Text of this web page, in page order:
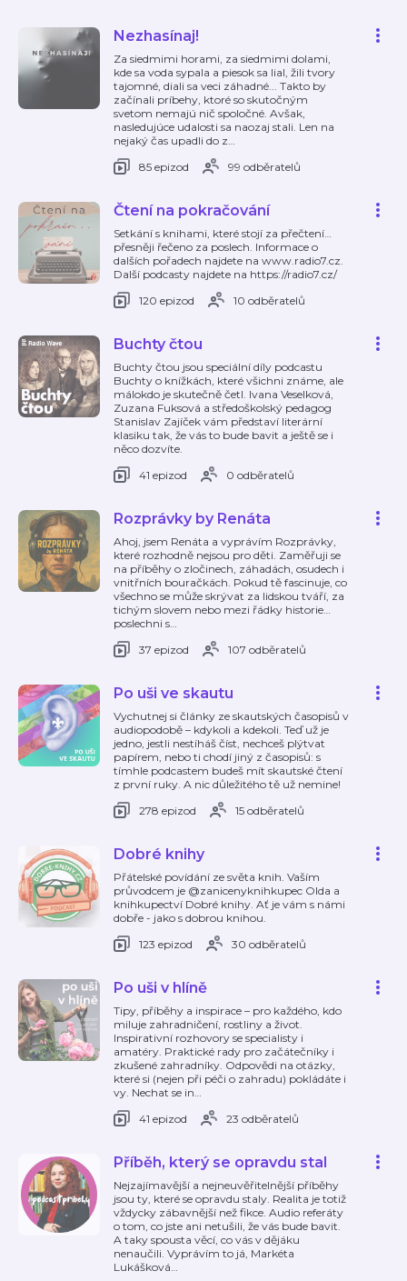
Nezhasínaj!
Za siedmimi horami, za siedmimi dolami,
kde sa voda sypala a piesok sa lial, žili tvory
tajomné, diali sa veci záhadné... Takto by
začínali príbehy, ktoré so skutočným
svetom nemajú nič spoločné. Avšak,
nasledujúce udalosti sa naozaj stali. Len na
nejaký čas upadli do z…
85 epizod
99 odběratelů
Čtení na pokračování
Setkání s knihami, které stojí za přečtení…
přesněji řečeno za poslech. Informace o
dalších pořadech najdete na www.radio7.cz.
Další podcasty najdete na https://radio7.cz/
120 epizod
10 odběratelů
Buchty čtou
Buchty čtou jsou speciální díly podcastu
Buchty o knížkách, které všichni známe, ale
málokdo je skutečně četl. Ivana Veselková,
Zuzana Fuksová a středoškolský pedagog
Stanislav Zajíček vám představí literární
klasiku tak, že vás to bude bavit a ještě se i
něco dozvíte.
41 epizod
0 odběratelů
Rozprávky by Renáta
Ahoj, jsem Renáta a vyprávím Rozprávky,
které rozhodně nejsou pro děti. Zaměřuji se
na příběhy o zločinech, záhadách, osudech i
vnitřních bouračkách. Pokud tě fascinuje, co
všechno se může skrývat za lidskou tváří, za
tichým slovem nebo mezi řádky historie…
poslechni s…
37 epizod
107 odběratelů
Po uši ve skautu
Vychutnej si články ze skautských časopisů v
audiopodobě – kdykoli a kdekoli. Teď už je
jedno, jestli nestíháš číst, nechceš plýtvat
papírem, nebo ti chodí jiný z časopisů: s
tímhle podcastem budeš mít skautské čtení
z první ruky. A nic důležitého tě už nemine!
278 epizod
15 odběratelů
Dobré knihy
Přátelské povídání ze světa knih. Vaším
průvodcem je @zanicenyknihkupec Olda a
knihkupectví Dobré knihy. Ať je vám s námi
dobře - jako s dobrou knihou.
123 epizod
30 odběratelů
Po uši v hlíně
Tipy, příběhy a inspirace – pro každého, kdo
miluje zahradničení, rostliny a život.
Inspirativní rozhovory se specialisty i
amatéry. Praktické rady pro začátečníky i
zkušené zahradníky. Odpovědi na otázky,
které si (nejen při péči o zahradu) pokládáte i
vy. Nechat se in…
41 epizod
23 odběratelů
Příběh, který se opravdu stal
Nejzajímavější a nejneuvěřitelnější příběhy
jsou ty, které se opravdu staly. Realita je totiž
vždycky zábavnější než fikce. Audio referáty
o tom, co jste ani netušili, že vás bude bavit.
A taky spousta věcí, co vás v dějáku
nenaučili. Vyprávím to já, Markéta
Lukášková…